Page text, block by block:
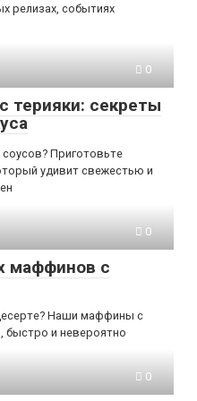
релизах, событиях
0
терияки: секреты
Приготовьте
удивит свежестью и
0
маффинов с
Наши маффины с
быстро и невероятно
0